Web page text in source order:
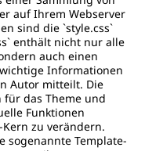
auf Ihrem Webserver
sind die `style.css`
enthält nicht nur alle
auch einen
Informationen
Autor mitteilt. Die
das Theme und
Funktionen
zu verändern.
sogenannte Template-